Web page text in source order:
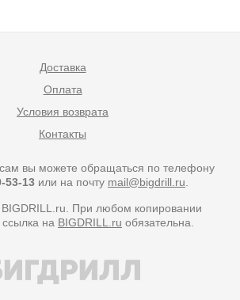
Доставка
Оплата
Условия возврата
Контакты
вы можете обращаться по телефону
53-13 или на почту mail@bigdrill.ru
При любом копировании
на BIGDRILL.ru обязательна.